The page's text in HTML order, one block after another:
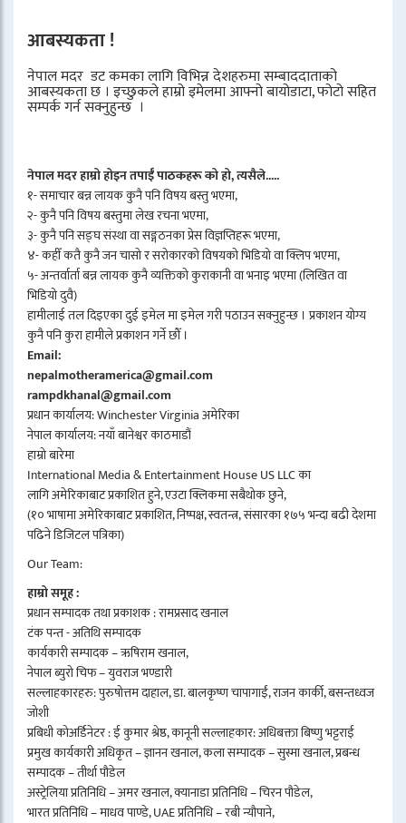
आबस्यकता !
नेपाल मदर डट कमका लागि विभिन्न देशहरुमा सम्बाददाताको
आबस्यकता छ । इच्छुकले हाम्रो इमेलमा आफ्नो बायोडाटा, फोटो सहित
सम्पर्क गर्न सक्नुहुन्छ ।
नेपाल मदर हाम्रो होइन तपाईँ पाठकहरू को हो, त्यसैले.....
१- समाचार बन्न लायक कुनै पनि विषय बस्तु भएमा,
२- कुनै पनि विषय बस्तुमा लेख रचना भएमा,
३- कुनै पनि सङ्घ संस्था वा सङ्गठनका प्रेस विज्ञप्तिहरू भएमा,
४- कहीँ कतै कुनै जन चासो र सरोकारको विषयको भिडियो वा क्लिप भएमा,
५- अन्तर्वार्ता बन्न लायक कुनै व्यक्तिको कुराकानी वा भनाइ भएमा (लिखित वा
भिडियो दुवै)
हामीलाई तल दिइएका दुई इमेल मा इमेल गरी पठाउन सक्नुहुन्छ । प्रकाशन योग्य
कुनै पनि कुरा हामीले प्रकाशन गर्ने छौँ ।
Email:
nepalmotheramerica@gmail.com
rampdkhanal@gmail.com
प्रधान कार्यालय: Winchester Virginia अमेरिका
नेपाल कार्यालय: नयाँ बानेश्वर काठमाडौं
हाम्रो बारेमा
International Media & Entertainment House US LLC का
लागि अमेरिकाबाट प्रकाशित हुने, एउटा क्लिकमा सबैथोक छुने,
(१० भाषामा अमेरिकाबाट प्रकाशित, निष्पक्ष, स्वतन्त्र, संसारका १७५ भन्दा बढी देशमा
पढिने डिजिटल पत्रिका)
Our Team:
हाम्रो समूह :
प्रधान सम्पादक तथा प्रकाशक : रामप्रसाद खनाल
टंक पन्त - अतिथि सम्पादक
कार्यकारी सम्पादक – ऋषिराम खनाल,
नेपाल ब्युरो चिफ – युवराज भण्डारी
सल्लाहकारहरु: पुरुषोत्तम दाहाल, डा. बालकृष्ण चापागाईं, राजन कार्की, बसन्तध्वज
जोशी
प्रबिधी कोअर्डिनेटर : ई कुमार श्रेष्ठ, कानूनी सल्लाहकार: अधिबक्ता बिष्णु भट्टराई
प्रमुख कार्यकारी अधिकृत – ज्ञानन खनाल, कला सम्पादक – सुस्मा खनाल, प्रबन्ध
सम्पादक – तीर्था पौडेल
अस्ट्रेलिया प्रतिनिधि – अमर खनाल, क्यानाडा प्रतिनिधि – चिरन पौडेल,
भारत प्रतिनिधि – माधव पाण्डे, UAE प्रतिनिधि – रबी न्यौपाने,